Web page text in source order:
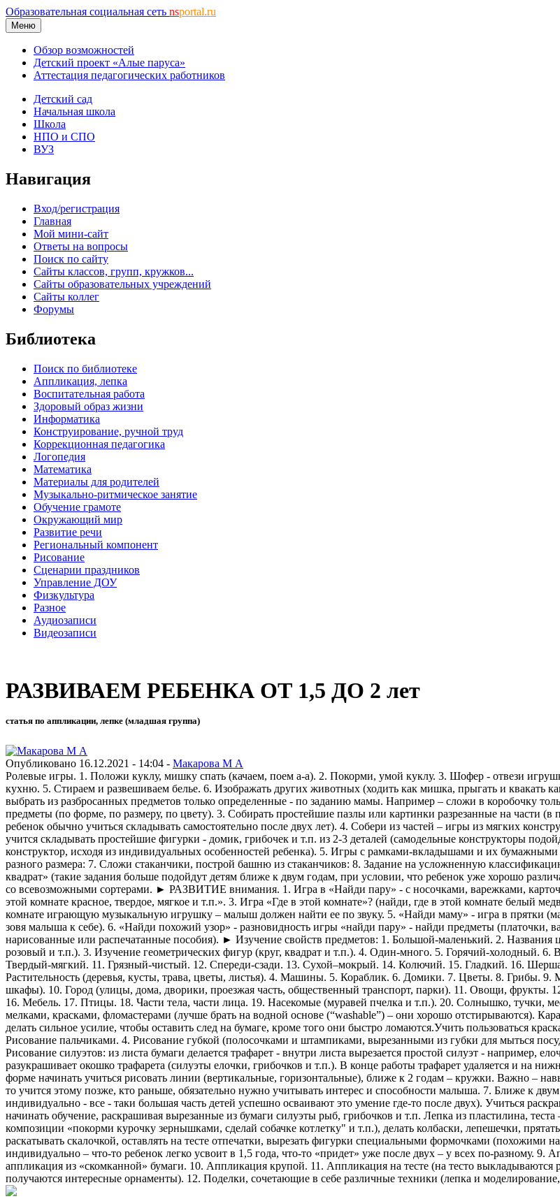
Образовательная социальная сеть nsportal.ru
Меню
Обзор возможностей
Детский проект «Алые паруса»
Аттестация педагогических работников
Детский сад
Начальная школа
Школа
НПО и СПО
ВУЗ
Навигация
Вход/регистрация
Главная
Мой мини-сайт
Ответы на вопросы
Поиск по сайту
Сайты классов, групп, кружков...
Сайты образовательных учреждений
Сайты коллег
Форумы
Библиотека
Поиск по библиотеке
Аппликация, лепка
Воспитательная работа
Здоровый образ жизни
Информатика
Конструирование, ручной труд
Коррекционная педагогика
Логопедия
Математика
Материалы для родителей
Музыкально-ритмическое занятие
Обучение грамоте
Окружающий мир
Развитие речи
Региональный компонент
Рисование
Сценарии праздников
Управление ДОУ
Физкультура
Разное
Аудиозаписи
Видеозаписи
РАЗВИВАЕМ РЕБЕНКА ОТ 1,5 ДО 2 лет
статья по аппликации, лепке (младшая группа)
Опубликовано 16.12.2021 - 14:04 - Макарова М А
Ролевые игры. 1. Положи куклу, мишку спать (качаем, поем а-а). 2. Покорми, умой куклу. 3. Шофер - отвези
кухню. 5. Стираем и развешиваем белье. 6. Изображать других животных (ходить как мишка, прыгать и
выбрать из разбросанных предметов только определенные - по заданию мамы. Например – сложи в коробочку
предметы (по форме, по размеру, по цвету). 3. Собирать простейшие пазлы или картинки разрезанные на части
ребенок обычно учиться складывать самостоятельно после двух лет). 4. Собери из частей – игры из мягких
учится складывать простейшие фигурки - домик, грибочек и т.п. из 2-3 деталей (самодельные конструкторы
конструктор, исходя из индивидуальных особенностей ребенка). 5. Игры с рамками-вкладышами и их
разного размера: 7. Сложи стаканчики, построй башню из стаканчиков: 8. Задание на усложненную
квадрат» (такие задания больше подойдут детям ближе к двум годам, при условии, что ребенок уже хорошо
со всевозможными сортерами. ► РАЗВИТИЕ внимания. 1. Игра в «Найди пару» - с носочками, варежками,
этой комнате красное, твердое, мягкое и т.п.». 3. Игра «Где в этой комнате»? (найди, где в этой комнате белый
комнате играющую музыкальную игрушку – малыш должен найти ее по звуку. 5. «Найди маму» - игра в прятки
зовя малыша к себе). 6. «Найди похожий узор» - разновидность игры «найди пару» - найди предметы (платочки,
нарисованные или распечатанные пособия). ► Изучение свойств предметов: 1. Большой-маленький. 2.
розовый и т.п.). 3. Изучение геометрических фигур (круг, квадрат и т.п.). 4. Один-много. 5. Горячий-холодный.
Твердый-мягкий. 11. Грязный-чистый. 12. Спереди-сзади. 13. Сухой–мокрый. 14. Колючий. 15. Гладкий. 16.
Растительность (деревья, кусты, трава, цветы, листья). 4. Машины. 5. Кораблик. 6. Домики. 7. Цветы. 8. Грибы. 9.
шкафы). 10. Город (улицы, дома, дворики, проезжая часть, общественный транспорт, парки). 11. Овощи,
16. Мебель. 17. Птицы. 18. Части тела, части лица. 19. Насекомые (муравей пчелка и т.п.). 20. Солнышко, тучки,
мелками, красками, фломастерами (лучше брать на водной основе (“washable”) – они хорошо отстирываются).
делать сильное усилие, чтобы оставить след на бумаге, кроме того они быстро ломаются.Учить пользоваться
Рисование пальчиками. 4. Рисование губкой (полосочками и штампиками, вырезанными из губки для мыться
Рисование силуэтов: из листа бумаги делается трафарет - внутри листа вырезается простой силуэт - например,
разукрашивает окошко трафарета (силуэты елочки, грибочков и т.п.). В конце работы трафарет удаляется и на
форме начинать учиться рисовать линии (вертикальные, горизонтальные), ближе к 2 годам – кружки. Важно –
то учится этому позже, кто раньше, обязательно нужно учитывать интерес и способности малыша. 7. Ближе к
индивидуально - все - таки большая часть детей успешно осваивают это умение где-то после двух). Учиться
начинать обучение, раскрашивая вырезанные из бумаги силуэты рыб, грибочков и т.п. Лепка из пластилина,
композиции «покорми курочку зернышками, сделай собачке котлетку" и т.п.), делать колбаски, лепешечки,
раскатывать скалочкой, оставлять на тесте отпечатки, вырезать фигурки специальными формочками
индивидуально – что-то ребенок легко усвоит в 1,5 года, что-то «придет» уже после двух – у всех по-разному.
аппликация из «скомканной» бумаги. 10. Аппликация крупой. 11. Аппликация на тесте (на тесто
получаются интересные орнаменты). 12. Поделки, сочетающие в себе различные техники (лепка и